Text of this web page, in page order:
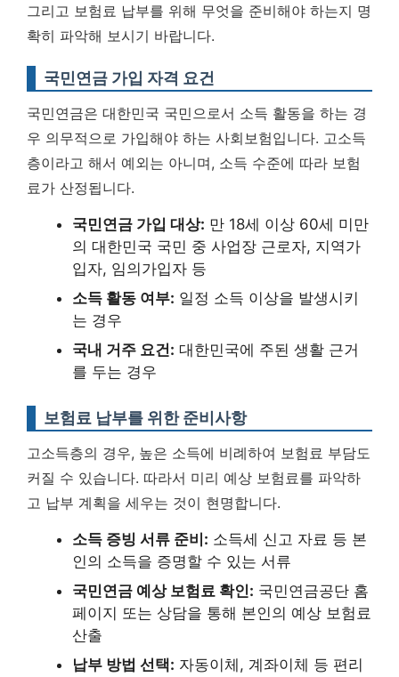
그리고 보험료 납부를 위해 무엇을 준비해야 하는지 명
확히 파악해 보시기 바랍니다.
국민연금 가입 자격 요건
국민연금은 대한민국 국민으로서 소득 활동을 하는 경
우 의무적으로 가입해야 하는 사회보험입니다. 고소득
층이라고 해서 예외는 아니며, 소득 수준에 따라 보험
료가 산정됩니다.
국민연금 가입 대상: 만 18세 이상 60세 미만
의 대한민국 국민 중 사업장 근로자, 지역가
입자, 임의가입자 등
소득 활동 여부: 일정 소득 이상을 발생시키
는 경우
국내 거주 요건: 대한민국에 주된 생활 근거
를 두는 경우
보험료 납부를 위한 준비사항
고소득층의 경우, 높은 소득에 비례하여 보험료 부담도
커질 수 있습니다. 따라서 미리 예상 보험료를 파악하
고 납부 계획을 세우는 것이 현명합니다.
소득 증빙 서류 준비: 소득세 신고 자료 등 본
인의 소득을 증명할 수 있는 서류
국민연금 예상 보험료 확인: 국민연금공단 홈
페이지 또는 상담을 통해 본인의 예상 보험료
산출
납부 방법 선택: 자동이체, 계좌이체 등 편리